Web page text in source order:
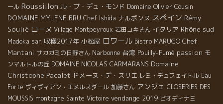
ール Roussillon ル・ブ・デュ・モンド Domaine Olivier Cousin
DOMAINE MYLENE BRU Chef Ishida ナルボンヌ スペイン Rémy
Soulié ローヌ Village Montpeyroux 岩田コキさん イタリア Rhône sud
Madoka san 収穫2017年 小松屋 ロワール Bistro MARUGO Chef
Mantani サカガミの日野さん Narbonne 台湾 Pouilly-Fumé passion モ
ンマルトルの丘 DOMAINE NICOLAS CARMARANS Domaine
Christophe Pacalet ドメーヌ・デ・スリエ レミ・デュフェイトル Eau
Forte ヴィヴィアン・エメルスダール 加藤さん アンジェ CLOSERIES DES
MOUSSIS montagne Sainte Victoire vendange 2019 ビオディナミ